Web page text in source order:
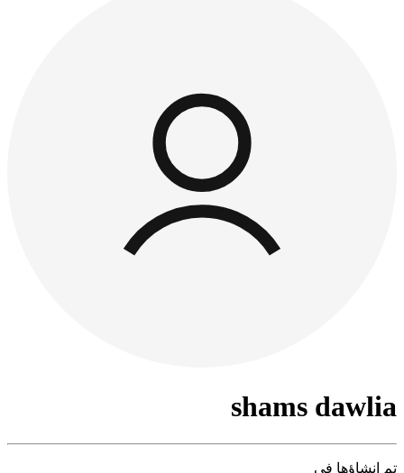
shams dawlia
تم إنشاؤها في